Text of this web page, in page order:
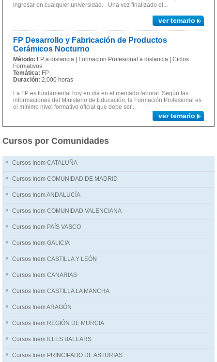
ingresar en cualquier universidad. - Una vez finalizado el...
ver temario
FP Desarrollo y Fabricación de Productos
Cerámicos Nocturno
Método: FP a distancia | Formacion Profesional a distancia | Ciclos
Formativos
Temática: FP
Duración: 2,000 horas
La FP es fundamental hoy en día en el mercado laboral. Según las
informaciones del Ministerio de Educación, la Formación Profesional es
el mínimo nivel formativo oficial que debe ser...
ver temario
Cursos por Comunidades
Cursos Inem CATALUÑA
Cursos Inem COMUNIDAD DE MADRID
Cursos Inem ANDALUCÍA
Cursos Inem COMUNIDAD VALENCIANA
Cursos Inem PAÍS VASCO
Cursos Inem GALICIA
Cursos Inem CASTILLA Y LEÓN
Cursos Inem CANARIAS
Cursos Inem CASTILLA LA MANCHA
Cursos Inem ARAGÓN
Cursos Inem REGIÓN DE MURCIA
Cursos Inem ILLES BALEARS
Cursos Inem PRINCIPADO DE ASTURIAS